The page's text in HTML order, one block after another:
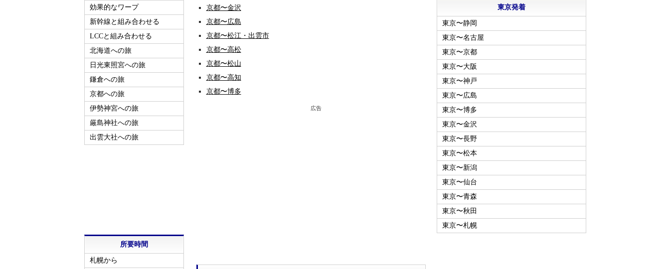
京都〜金沢
京都〜広島
京都〜松江・出雲市
京都〜高松
京都〜松山
京都〜高知
京都〜博多
広告
効果的なワープ
新幹線と組み合わせる
LCCと組み合わせる
北海道への旅
日光東照宮への旅
鎌倉への旅
京都への旅
伊勢神宮への旅
厳島神社への旅
出雲大社への旅
所要時間
札幌から
東京発着
東京〜静岡
東京〜名古屋
東京〜京都
東京〜大阪
東京〜神戸
東京〜広島
東京〜博多
東京〜金沢
東京〜長野
東京〜松本
東京〜新潟
東京〜仙台
東京〜青森
東京〜秋田
東京〜札幌